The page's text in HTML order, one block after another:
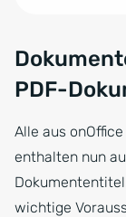
PDF-
Alle aus
enthalten nun
wichtige